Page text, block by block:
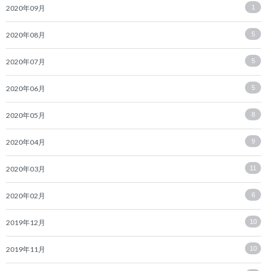
2020年09月 1
2020年08月 5
2020年07月 5
2020年06月 5
2020年05月 8
2020年04月 9
2020年03月 11
2020年02月 6
2019年12月 10
2019年11月 10